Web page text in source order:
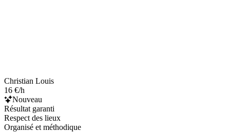
Christian Louis
16 €/h
Nouveau
Résultat garanti
Respect des lieux
Organisé et méthodique